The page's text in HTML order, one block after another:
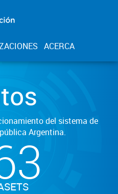
ACERCA
del sistema de
Argentina.